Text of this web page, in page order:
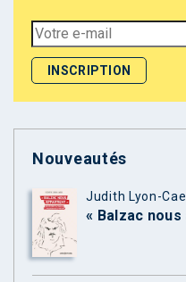
Nouveautés
Judith Lyon-
« Balzac